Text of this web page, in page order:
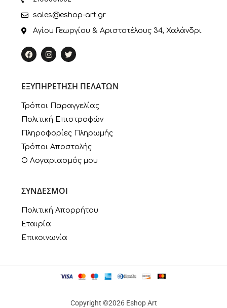
sales@eshop-art.gr
Αγίου Γεωργίου & Αριστοτέλους 34, Χαλάνδρι
ΕΞΥΠΗΡΕΤΗΣΗ ΠΕΛΑΤΩΝ
Τρόποι Παραγγελίας
Πολιτική Επιστροφών
Πληροφορίες Πληρωμής
Τρόποι Αποστολής
Ο Λογαριασμός μου
ΣΥΝΔΕΣΜΟΙ
Πολιτική Απορρήτου
Εταιρία
Επικοινωνία
Copyright ©2026 Eshop Art